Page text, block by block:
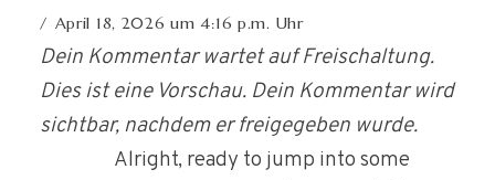
April 18, 2026 um 4:16 p.m. Uhr
Dein Kommentar wartet auf Freischaltung.
Dies ist eine Vorschau. Dein Kommentar wird
sichtbar, nachdem er freigegeben wurde.
Alright, ready to jump into some